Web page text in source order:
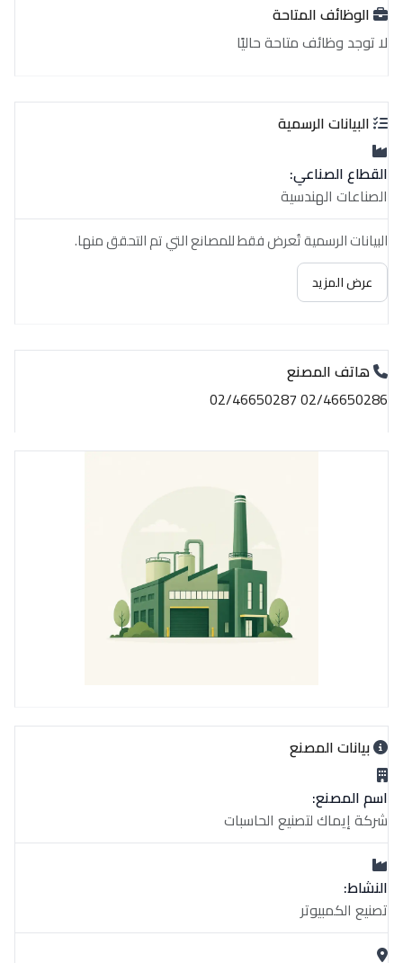
الوظائف المتاحة
لا توجد وظائف متاحة حاليًا
البيانات الرسمية
القطاع الصناعي:
الصناعات الهندسية
البيانات الرسمية تُعرض فقط للمصانع التي تم التحقق منها.
عرض المزيد
هاتف المصنع
02/46650286 02/46650287
بيانات المصنع
اسم المصنع:
شركة إيماك لتصنيع الحاسبات
النشاط:
تصنيع الكمبيوتر